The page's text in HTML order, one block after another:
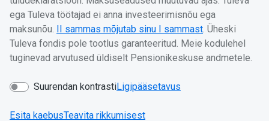
ega Tuleva töötajad ei anna investeerimisnõu ega
maksunõu. II sammas mõjutab sinu I sammast. Üheski
Tuleva fondis pole tootlus garanteeritud. Meie kodulehel
tuginevad arvutused üldiselt Pensionikeskuse andmetele.
Suurendan kontrastiLigipääsetavus
Esita kaebusTeavita rikkumisest